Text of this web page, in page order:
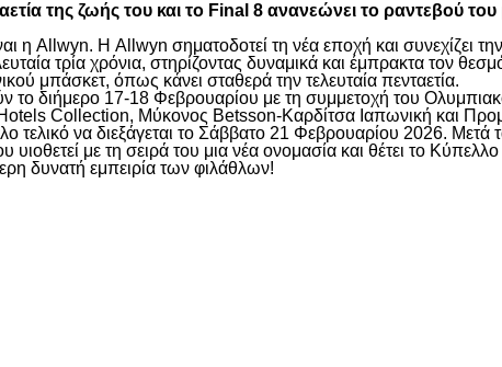
της ζωής του και το Final 8 ανανεώνει το ραντεβού
η Allwyn. Η Allwyn σηματοδοτεί τη νέα εποχή και
τρία χρόνια, στηρίζοντας δυναμικά και έμπρακτα τον
μπάσκετ, όπως κάνει σταθερά την τελευταία πενταετία.
το διήμερο 17-18 Φεβρουαρίου με τη συμμετοχή του
Collection, Μύκονος Betsson-Καρδίτσα Ιαπωνική και
τελικό να διεξάγεται το Σάββατο 21 Φεβρουαρίου 2026.
με τη σειρά του μια νέα ονομασία και θέτει το
δυνατή εμπειρία των φιλάθλων!